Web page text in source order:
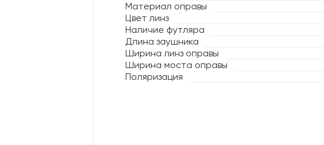
Материал оправы
Цвет линз
Наличие футляра
Длина заушника
Ширина линз оправы
Ширина моста оправы
Поляризация